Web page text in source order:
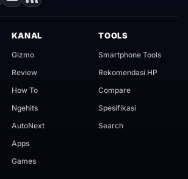
KANAL
Gizmo
Review
How To
Ngehits
AutoNext
Apps
Games
TOOLS
Smartphone Tools
Rekomendasi HP
Compare
Spesifikasi
Search